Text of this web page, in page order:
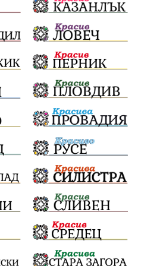
професия
околна среда
жените
АПИ бягане обичаи
наука енергетика
плодове
екскурзия
лято оставка дете
язовири Сопот